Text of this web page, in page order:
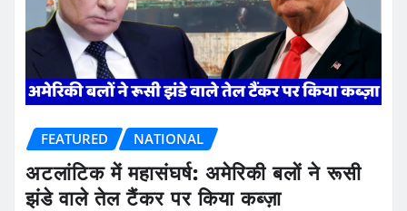
FEATURED NATIONAL
अटलांटिक में महासंघर्ष: अमेरिकी बलों ने रूसी
झंडे वाले तेल टैंकर पर किया कब्ज़ा